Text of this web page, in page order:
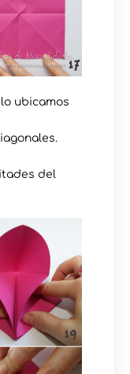
ubicamos
del